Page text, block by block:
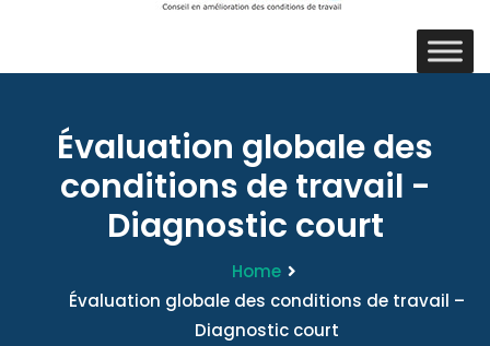
Évaluation globale des
conditions de travail -
Diagnostic court
Home
Évaluation globale des conditions de travail –
Diagnostic court